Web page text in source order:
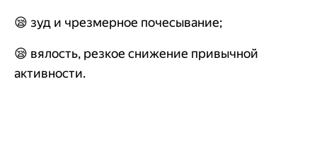
😪 зуд и чрезмерное почесывание;
😪 вялость, резкое снижение привычной
активности.